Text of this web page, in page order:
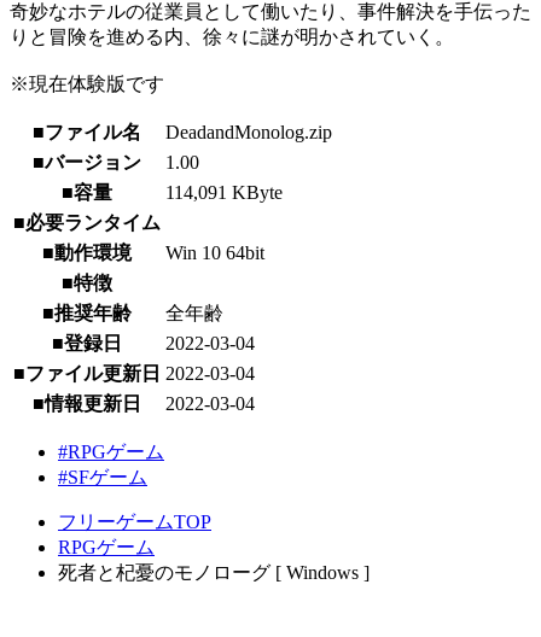
奇妙なホテルの従業員として働いたり、事件解決を手伝った
りと冒険を進める内、徐々に謎が明かされていく。
※現在体験版です
■ファイル名
DeadandMonolog.zip
■バージョン
1.00
■容量
114,091 KByte
■必要ランタイム
■動作環境
Win 10 64bit
■特徴
■推奨年齢
全年齢
■登録日
2022-03-04
■ファイル更新日 2022-03-04
■情報更新日
2022-03-04
#RPGゲーム
#SFゲーム
フリーゲームTOP
RPGゲーム
死者と杞憂のモノローグ [ Windows ]